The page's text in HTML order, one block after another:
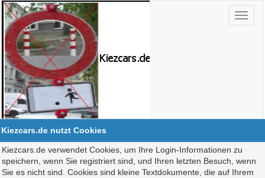
Kiezcars.de nutzt Cookies
Kiezcars.de verwendet Cookies, um Ihre Login-Informationen zu
speichern, wenn Sie registriert sind, und Ihren letzten Besuch, wenn
Sie es nicht sind. Cookies sind kleine Textdokumente, die auf Ihrem